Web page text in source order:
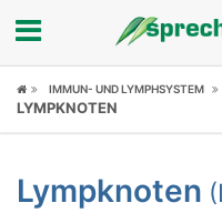
Fokus
Symptome
IMMUN- UND LYMPHSYSTEM
LYMPKNOTEN
Lympknoten